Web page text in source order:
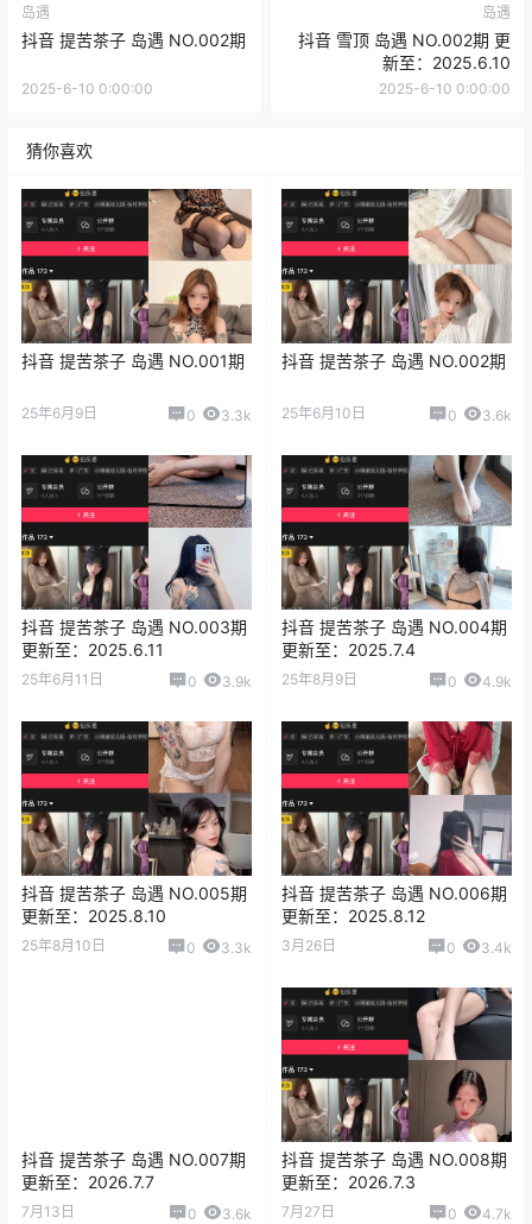
岛遇
抖音 提苦茶子 岛遇 NO.002期
2025-6-10 0:00:00
岛遇
抖音 雪顶 岛遇 NO.002期 更
新至：2025.6.10
2025-6-10 0:00:00
猜你喜欢
抖音 提苦茶子 岛遇 NO.001期
25年6月9日 0 3.3k
抖音 提苦茶子 岛遇 NO.002期
25年6月10日 0 3.6k
抖音 提苦茶子 岛遇 NO.003期
更新至：2025.6.11
25年6月11日 0 3.9k
抖音 提苦茶子 岛遇 NO.004期
更新至：2025.7.4
25年8月9日 0 4.9k
抖音 提苦茶子 岛遇 NO.005期
更新至：2025.8.10
25年8月10日 0 3.3k
抖音 提苦茶子 岛遇 NO.006期
更新至：2025.8.12
3月26日 0 3.4k
抖音 提苦茶子 岛遇 NO.007期
更新至：2026.7.7
7月13日 0 3.6k
抖音 提苦茶子 岛遇 NO.008期
更新至：2026.7.3
7月27日 0 4.7k